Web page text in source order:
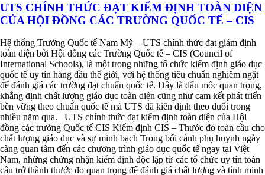
UTS CHÍNH THỨC ĐẠT KIỂM ĐỊNH TOÀN DIỆN
CỦA HỘI ĐỒNG CÁC TRƯỜNG QUỐC TẾ – CIS
Hệ thống Trường Quốc tế Nam Mỹ – UTS chính thức đạt giám định
toàn diện bởi Hội đồng các Trường Quốc tế – CIS (Council of
International Schools), là một trong những tổ chức kiểm định giáo dục
quốc tế uy tín hàng đầu thế giới, với hệ thống tiêu chuẩn nghiêm ngặt
để đánh giá các trường đạt chuẩn quốc tế. Đây là dấu mốc quan trọng,
khẳng định chất lượng giáo dục toàn diện cũng như cam kết phát triển
bền vững theo chuẩn quốc tế mà UTS đã kiên định theo đuổi trong
nhiều năm qua. UTS chính thức đạt kiểm định toàn diện của Hội
đồng các trường Quốc tế CIS Kiểm định CIS – Thước đo toàn cầu cho
chất lượng giáo dục và sự minh bạch Trong bối cảnh phụ huynh ngày
càng quan tâm đến các chương trình giáo dục quốc tế ngay tại Việt
Nam, những chứng nhận kiểm định độc lập từ các tổ chức uy tín toàn
cầu trở thành thước đo quan trọng để đánh giá chất lượng và tính minh